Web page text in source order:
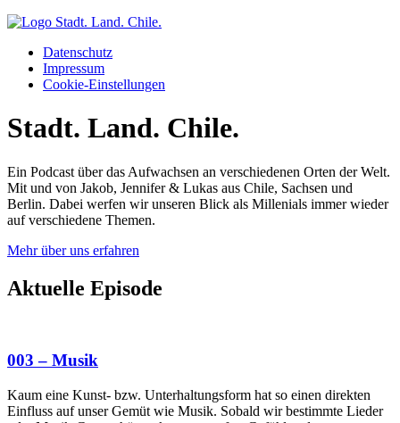
Datenschutz
Impressum
Cookie-Einstellungen
Stadt. Land. Chile.
Ein Podcast über das Aufwachsen an verschiedenen Orten der Welt.
Mit und von Jakob, Jennifer & Lukas aus Chile, Sachsen und
Berlin. Dabei werfen wir unseren Blick als Millenials immer wieder
auf verschiedene Themen.
Mehr über uns erfahren
Aktuelle Episode
003 – Musik
Kaum eine Kunst- bzw. Unterhaltungsform hat so einen direkten
Einfluss auf unser Gemüt wie Musik. Sobald wir bestimmte Lieder